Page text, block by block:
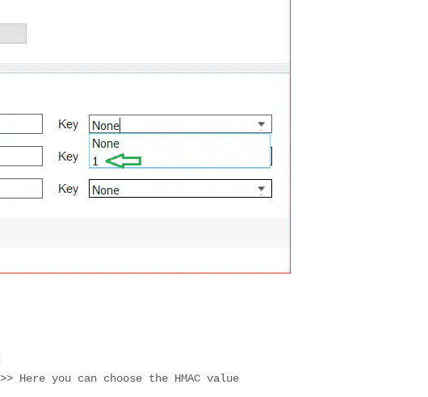
you can choose the HMAC value